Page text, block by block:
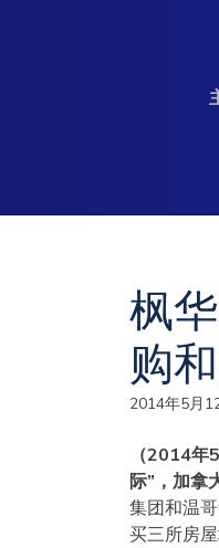
枫
购
2014年5月
（2014
际”，加拿
集团和温
买三所房